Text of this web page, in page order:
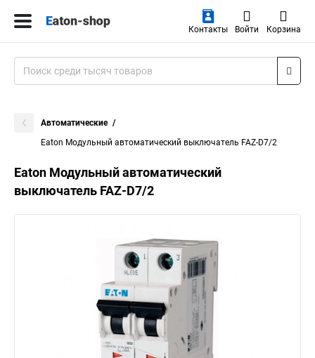
Контакты Войти Корзина
Автоматические
Eaton Модульный автоматический выключатель FAZ-D7/2
Eaton Модульный автоматический
выключатель FAZ-D7/2